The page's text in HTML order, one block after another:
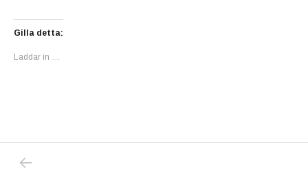
Gilla detta:
Laddar in …
Inläggsnavigering